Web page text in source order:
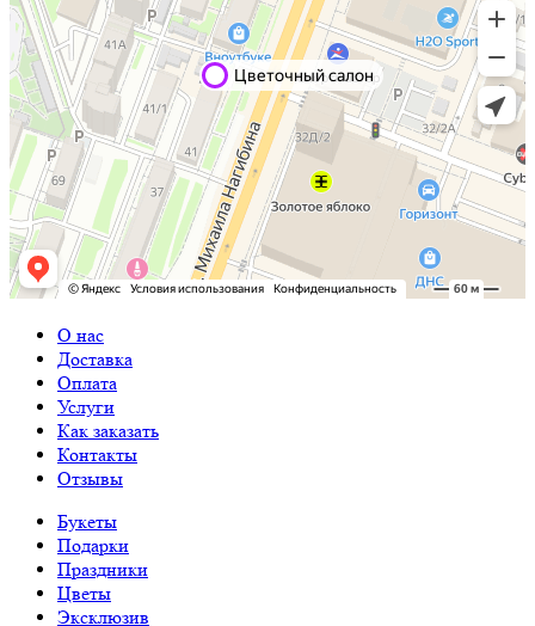
О нас
Доставка
Оплата
Услуги
Как заказать
Контакты
Отзывы
Букеты
Подарки
Праздники
Цветы
Эксклюзив